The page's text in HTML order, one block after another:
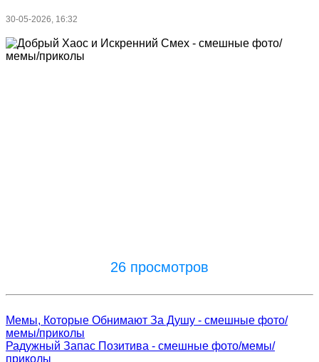
30-05-2026, 16:32
26 просмотров
Мемы, Которые Обнимают За Душу - смешные фото/
мемы/приколы
Радужный Запас Позитива - смешные фото/мемы/
приколы